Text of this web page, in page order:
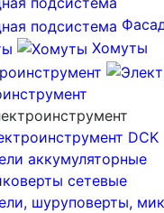
Хомуты
DCK
аккумуляторные
сетевые
шуруповерты,